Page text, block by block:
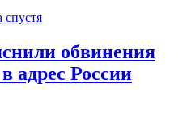
спустя
обвинения
адрес России